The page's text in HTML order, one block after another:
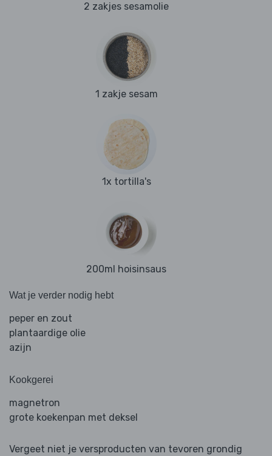
2 zakjes sesamolie
1 zakje sesam
1x tortilla's
200ml hoisinsaus
Wat je verder nodig hebt
peper en zout
plantaardige olie
azijn
Kookgerei
magnetron
grote koekenpan met deksel
Vergeet niet je versproducten van tevoren grondig